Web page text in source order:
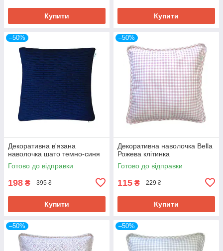
Купити Купити
–50%
Декоративна в'язана
наволочка шато темно-синя
Готово до відправки
198 ₴ 395 ₴
Купити
–50%
Декоративна наволочка Bella
Рожева клітинка
Готово до відправки
115 ₴ 229 ₴
Купити
–50% –50%